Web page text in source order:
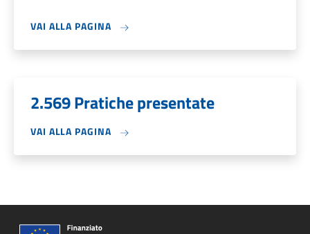
VAI ALLA PAGINA
2.569 Pratiche presentate
VAI ALLA PAGINA